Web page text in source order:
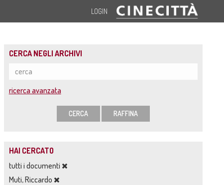
LOGIN
CERCA NEGLI ARCHIVI
ricerca avanzata
CERCA RAFFINA
HAI CERCATO
tutti i documenti
Muti, Riccardo